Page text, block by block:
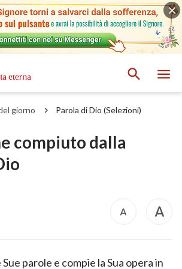
giorno Parola di Dio (Selezioni)
compiuto dalla
parole e compie la Sua opera in